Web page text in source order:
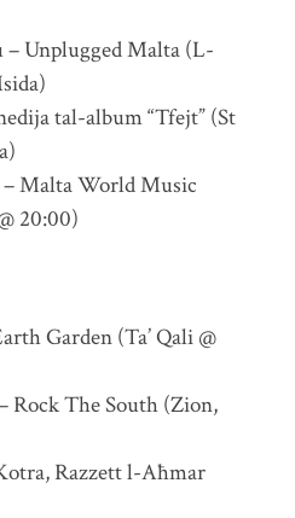
– Unplugged Malta (L-
tal-album “Tfejt” (St
Malta World Music
20:00)
Garden (Ta’ Qali @
Rock The South (Zion,
Razzett l-Aħmar